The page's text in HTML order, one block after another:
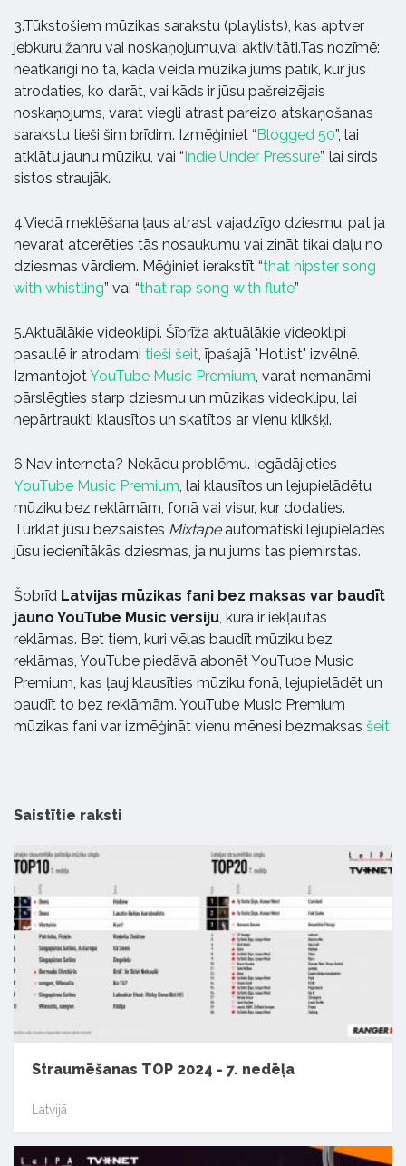
3.Tūkstošiem mūzikas sarakstu (playlists), kas aptver
jebkuru žanru vai noskaņojumu,vai aktivitāti.Tas nozīmē:
neatkarīgi no tā, kāda veida mūzika jums patīk, kur jūs
atrodaties, ko darāt, vai kāds ir jūsu pašreizējais
noskaņojums, varat viegli atrast pareizo atskaņošanas
sarakstu tieši šim brīdim. Izmēģiniet “Blogged 50”, lai
atklātu jaunu mūziku, vai “Indie Under Pressure”, lai sirds
sistos straujāk.
4.Viedā meklēšana ļaus atrast vajadzīgo dziesmu, pat ja
nevarat atcerēties tās nosaukumu vai zināt tikai daļu no
dziesmas vārdiem. Mēģiniet ierakstīt “that hipster song
with whistling” vai “that rap song with flute”
5.Aktuālākie videoklipi. Šībrīža aktuālākie videoklipi
pasaulē ir atrodami tieši šeit , īpašajā "Hotlist" izvēlnē.
Izmantojot YouTube Music Premium , varat nemanāmi
pārslēgties starp dziesmu un mūzikas videoklipu, lai
nepārtraukti klausītos un skatītos ar vienu klikšķi.
6.Nav interneta? Nekādu problēmu. Iegādājieties
YouTube Music Premium , lai klausītos un lejupielādētu
mūziku bez reklāmām, fonā vai visur, kur dodaties.
Turklāt jūsu bezsaistes Mixtape automātiski lejupielādēs
jūsu iecienītākās dziesmas, ja nu jums tas piemirstas.
Šobrīd Latvijas mūzikas fani bez maksas var baudīt
jauno YouTube Music versiju , kurā ir iekļautas
reklāmas. Bet tiem, kuri vēlas baudīt mūziku bez
reklāmas, YouTube piedāvā abonēt YouTube Music
Premium, kas ļauj klausīties mūziku fonā, lejupielādēt un
baudīt to bez reklāmām. YouTube Music Premium
mūzikas fani var izmēģināt vienu mēnesi bezmaksas šeit.
Saistītie raksti
Straumēšanas TOP 2024 - 7. nedēļa
Latvijā